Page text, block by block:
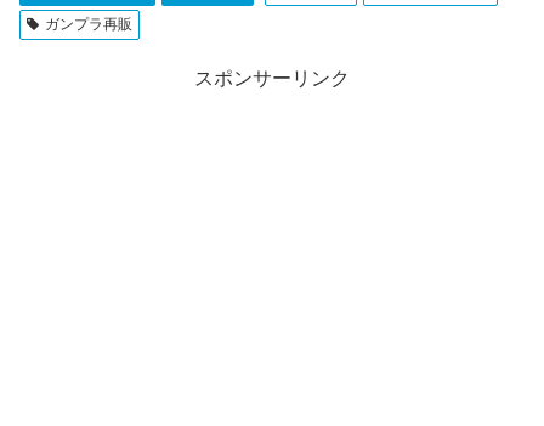
ガンプラ再販
スポンサーリンク